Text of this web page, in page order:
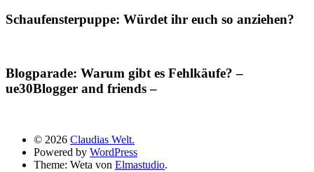
Schaufensterpuppe: Würdet ihr euch so anziehen?
Blogparade: Warum gibt es Fehlkäufe? –
ue30Blogger and friends –
© 2026 Claudias Welt.
Powered by WordPress
Theme: Weta von Elmastudio.